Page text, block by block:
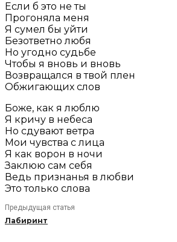
Если б это не ты
Прогоняла меня
Я сумел бы уйти
Безответно любя
Но угодно судьбе
Чтобы я вновь и вновь
Возвращался в твой плен
Обжигающих слов
Боже, как я люблю
Я кричу в небеса
Но сдувают ветра
Мои чувства с лица
Я как ворон в ночи
Заклюю сам себя
Ведь признанья в любви
Это только слова
Предыдущая статья
Лабиринт